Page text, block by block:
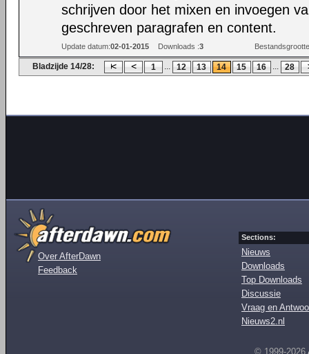
schrijven door het mixen en invoegen
geschreven paragrafen en content.
Update datum:02-01-2015 Downloads :3
Bladzijde 14/28: 1 ... 12 13 14 15 16 ... 28
Over AfterDawn
Feedback
Sections:
Nieuws
Downloads
Top Downloads
Discussie
Vraag en
Nieuws2.nl
© 1999-2026